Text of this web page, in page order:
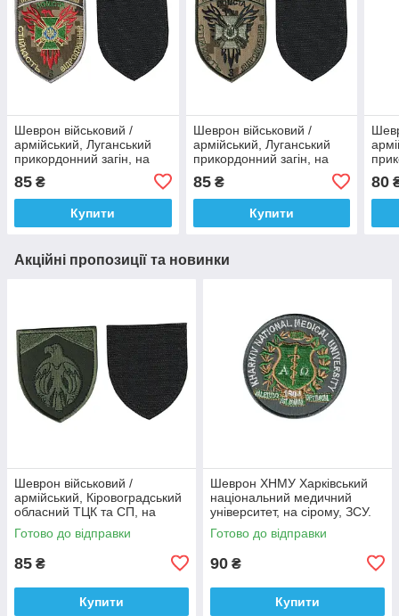
Шеврон військовий /
армійський, Луганський
прикордонний загін, на
85 ₴
Купити
Шеврон військовий /
армійський, Луганський
прикордонний загін, на
85₴
Купити
80
Акційні пропозиції та новинки
Шеврон військовий /
армійський, Кіровоградський
обласний ТЦК та СП, на
оливці ЗСУ.7 см * 8 см
Готово до відправки
85 ₴
Купити
Шеврон ХНМУ Харківський
національний медичний
університет, на сірому, ЗСУ.
діаметр 8,5 см
Готово до відправки
90 ₴
Купити